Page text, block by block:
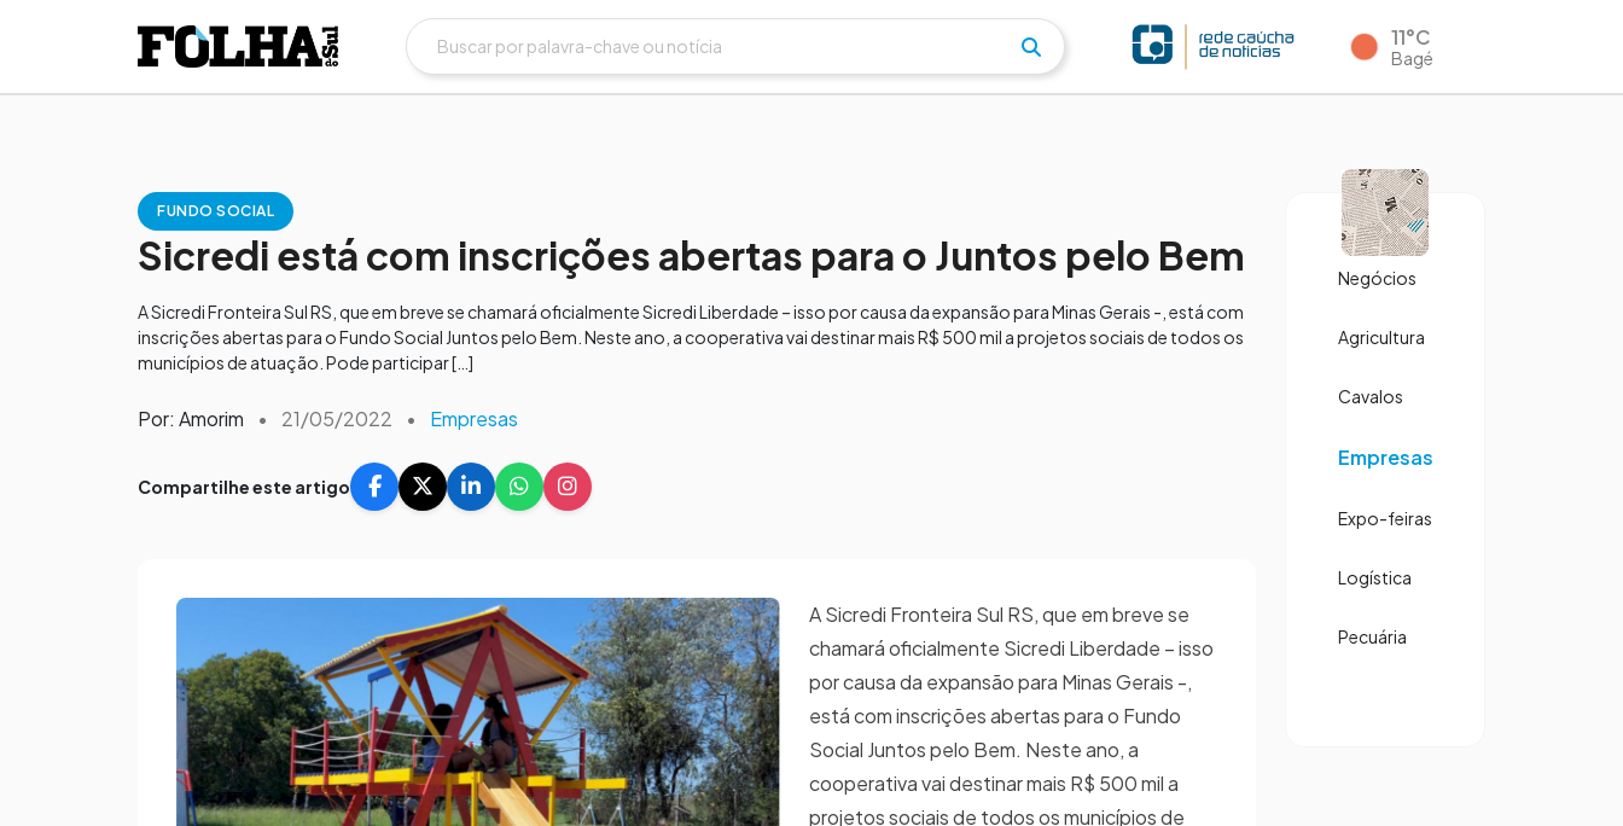
11°C
Bagé
FUNDO SOCIAL
Sicredi está com inscrições abertas para o Juntos pelo Bem
A Sicredi Fronteira Sul RS, que em breve se chamará oficialmente Sicredi Liberdade – isso por causa da expansão para Minas Gerais -, está com
inscrições abertas para o Fundo Social Juntos pelo Bem. Neste ano, a cooperativa vai destinar mais R$ 500 mil a projetos sociais de todos os
municípios de atuação. Pode participar […]
Por: Amorim • 21/05/2022 • Empresas
Compartilhe este artigo
A Sicredi Fronteira Sul RS, que em breve se
chamará oficialmente Sicredi Liberdade – isso
por causa da expansão para Minas Gerais -,
está com inscrições abertas para o Fundo
Social Juntos pelo Bem. Neste ano, a
cooperativa vai destinar mais R$ 500 mil a
projetos sociais de todos os municípios de
Negócios
Agricultura
Cavalos
Empresas
Expo-feiras
Logística
Pecuária